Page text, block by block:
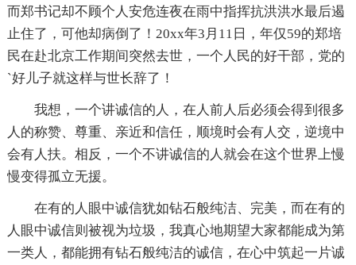
而郑书记却不顾个人安危连夜在雨中指挥抗洪洪水最后遏
止住了，可他却病倒了！20xx年3月11日，年仅59的郑培
民在赴北京工作期间突然去世，一个人民的好干部，党的
`好儿子就这样与世长辞了！
我想，一个讲诚信的人，在人前人后必须会得到很多
人的称赞、尊重、亲近和信任，顺境时会有人交，逆境中
会有人扶。相反，一个不讲诚信的人就会在这个世界上慢
慢变得孤立无援。
在有的人眼中诚信犹如钻石般纯洁、完美，而在有的
人眼中诚信则被视为垃圾，我真心地期望大家都能成为第
一类人，都能拥有钻石般纯洁的诚信，在心中筑起一片诚